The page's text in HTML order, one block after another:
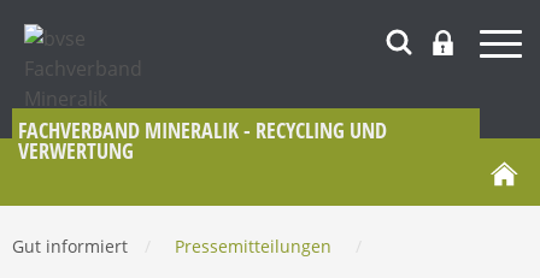
FACHVERBAND MINERALIK - RECYCLING UND
VERWERTUNG
Gut informiert Pressemitteilungen